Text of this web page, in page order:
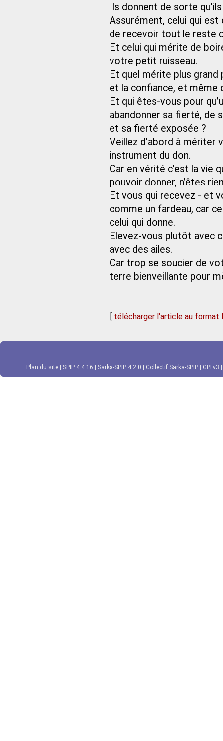
Ils donnent de sorte
Assurément, celui qui
de recevoir tout le reste
Et celui qui mérite de
votre petit ruisseau.
Et quel mérite plus grand
et la confiance, et même
Et qui êtes-vous pour
abandonner sa fierté, de
et sa fierté exposée ?
Veillez d’abord à mériter
instrument du don.
Car en vérité c’est la vie
pouvoir donner, n’êtes
Et vous qui recevez - et
comme un fardeau, car
celui qui donne.
Elevez-vous plutôt avec
avec des ailes.
Car trop se soucier de
terre bienveillante pour
[ télécharger l'article au format
Plan du site SPIP 4.4.16 Sarka-SPIP 4.2.0 Collectif Sarka-SPIP GPLv3